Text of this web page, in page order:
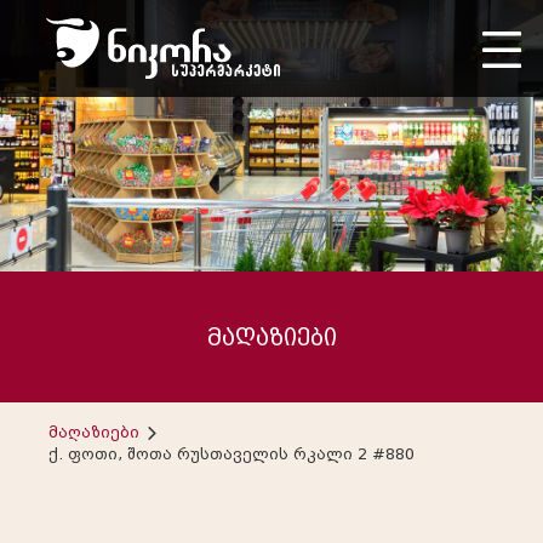
მაღაზიები
მაღაზიები
ქ. ფოთი, შოთა რუსთაველის რკალი 2 #880